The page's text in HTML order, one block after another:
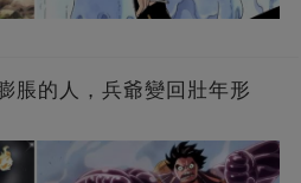
脹的人，兵爺變回壯年形